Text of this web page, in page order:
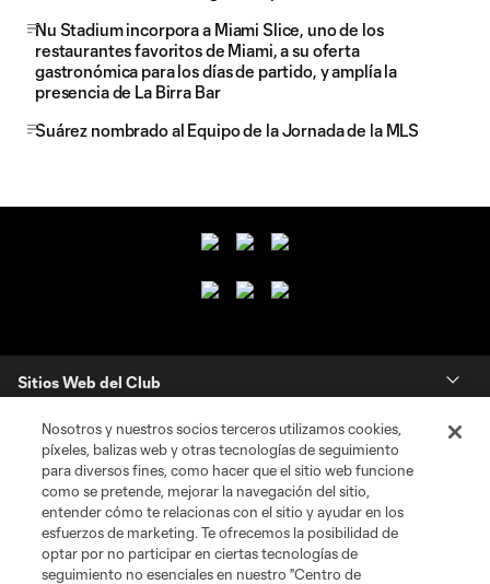
Nu Stadium incorpora a Miami Slice, uno de los
restaurantes favoritos de Miami, a su oferta
gastronómica para los días de partido, y amplía la
presencia de La Birra Bar
Suárez nombrado al Equipo de la Jornada de la MLS
Sitios Web del Club
Club
Tickets
News
Nosotros y nuestros socios terceros utilizamos cookies,
píxeles, balizas web y otras tecnologías de seguimiento
para diversos fines, como hacer que el sitio web funcione
como se pretende, mejorar la navegación del sitio,
entender cómo te relacionas con el sitio y ayudar en los
esfuerzos de marketing. Te ofrecemos la posibilidad de
optar por no participar en ciertas tecnologías de
seguimiento no esenciales en nuestro "Centro de